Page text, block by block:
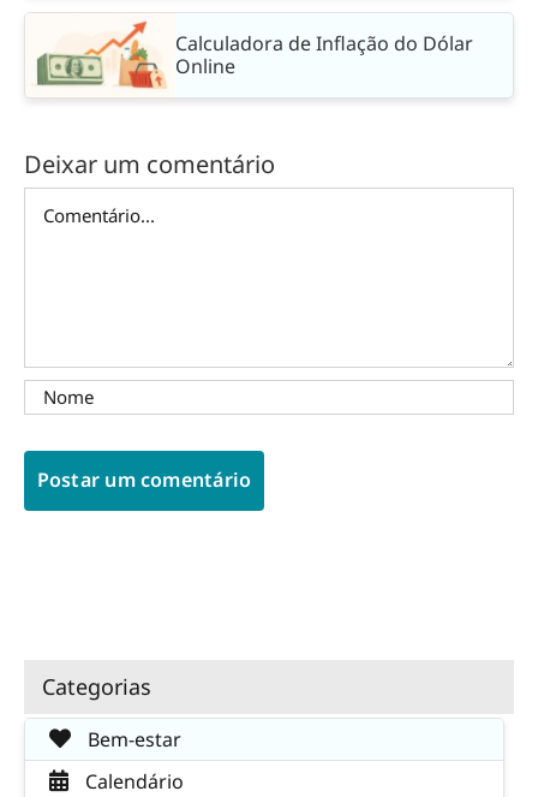
Calculadora de Inflação do Dólar
Online
Deixar um comentário
Categorias
Bem-estar
Calendário